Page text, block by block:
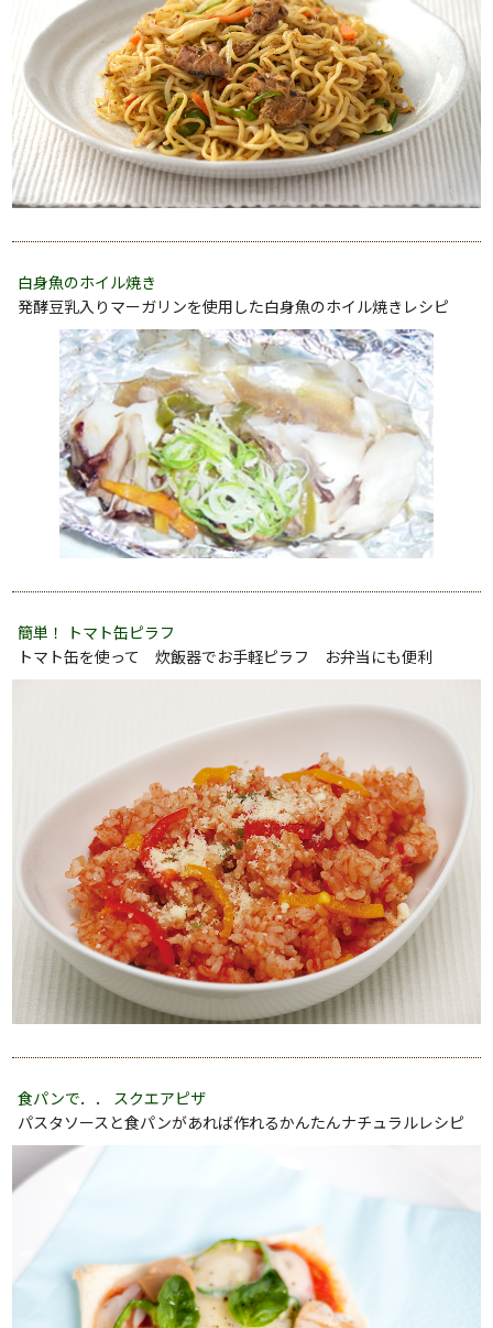
白身魚のホイル焼き
発酵豆乳入りマーガリンを使用した白身魚のホイル焼きレシピ
簡単！ トマト缶ピラフ
トマト缶を使って 炊飯器でお手軽ピラフ お弁当にも便利
食パンで．． スクエアピザ
パスタソースと食パンがあれば作れるかんたんナチュラルレシピ